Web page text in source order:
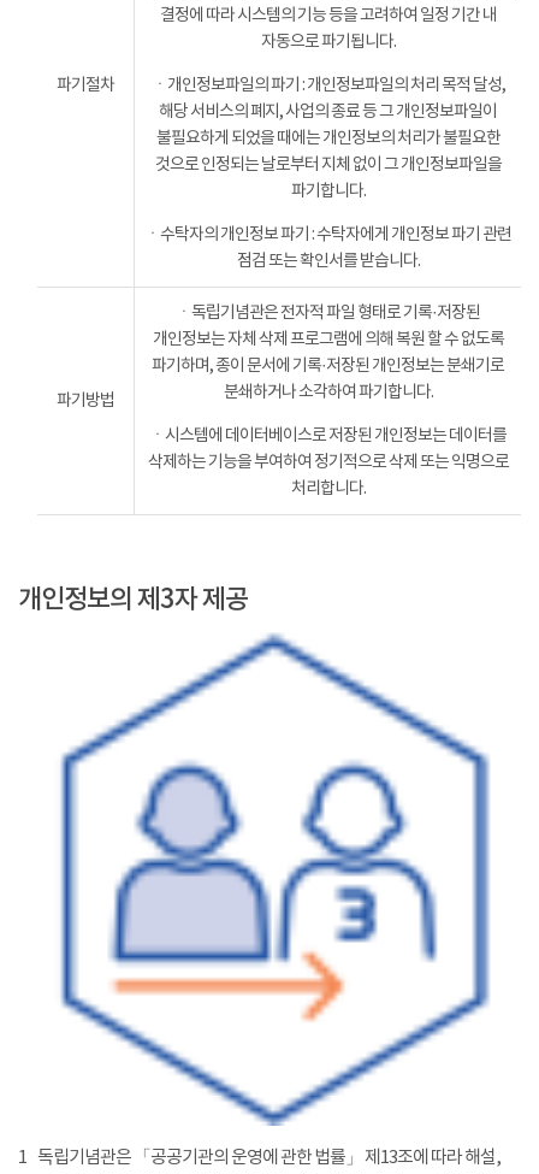
파기절차
결정에 따라 시스템의 기능 등을 고려하여 일정 기간 내
자동으로 파기됩니다.
ㆍ개인정보파일의 파기 : 개인정보파일의 처리 목적 달성,
해당 서비스의 폐지, 사업의 종료 등 그 개인정보파일이
불필요하게 되었을 때에는 개인정보의 처리가 불필요한
것으로 인정되는 날로부터 지체 없이 그 개인정보파일을
파기합니다.
ㆍ수탁자의 개인정보 파기 : 수탁자에게 개인정보 파기 관련
점검 또는 확인서를 받습니다.
파기방법
ㆍ독립기념관은 전자적 파일 형태로 기록·저장된
개인정보는 자체 삭제 프로그램에 의해 복원 할 수 없도록
파기하며, 종이 문서에 기록·저장된 개인정보는 분쇄기로
분쇄하거나 소각하여 파기합니다.
ㆍ시스템에 데이터베이스로 저장된 개인정보는 데이터를
삭제하는 기능을 부여하여 정기적으로 삭제 또는 익명으로
처리합니다.
개인정보의 제3자 제공
1 독립기념관은 「공공기관의 운영에 관한 법률」 제13조에 따라 해설,